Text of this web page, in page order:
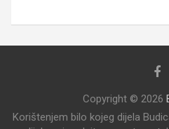
Copyright © 2026
Korištenjem bilo kojeg dijela